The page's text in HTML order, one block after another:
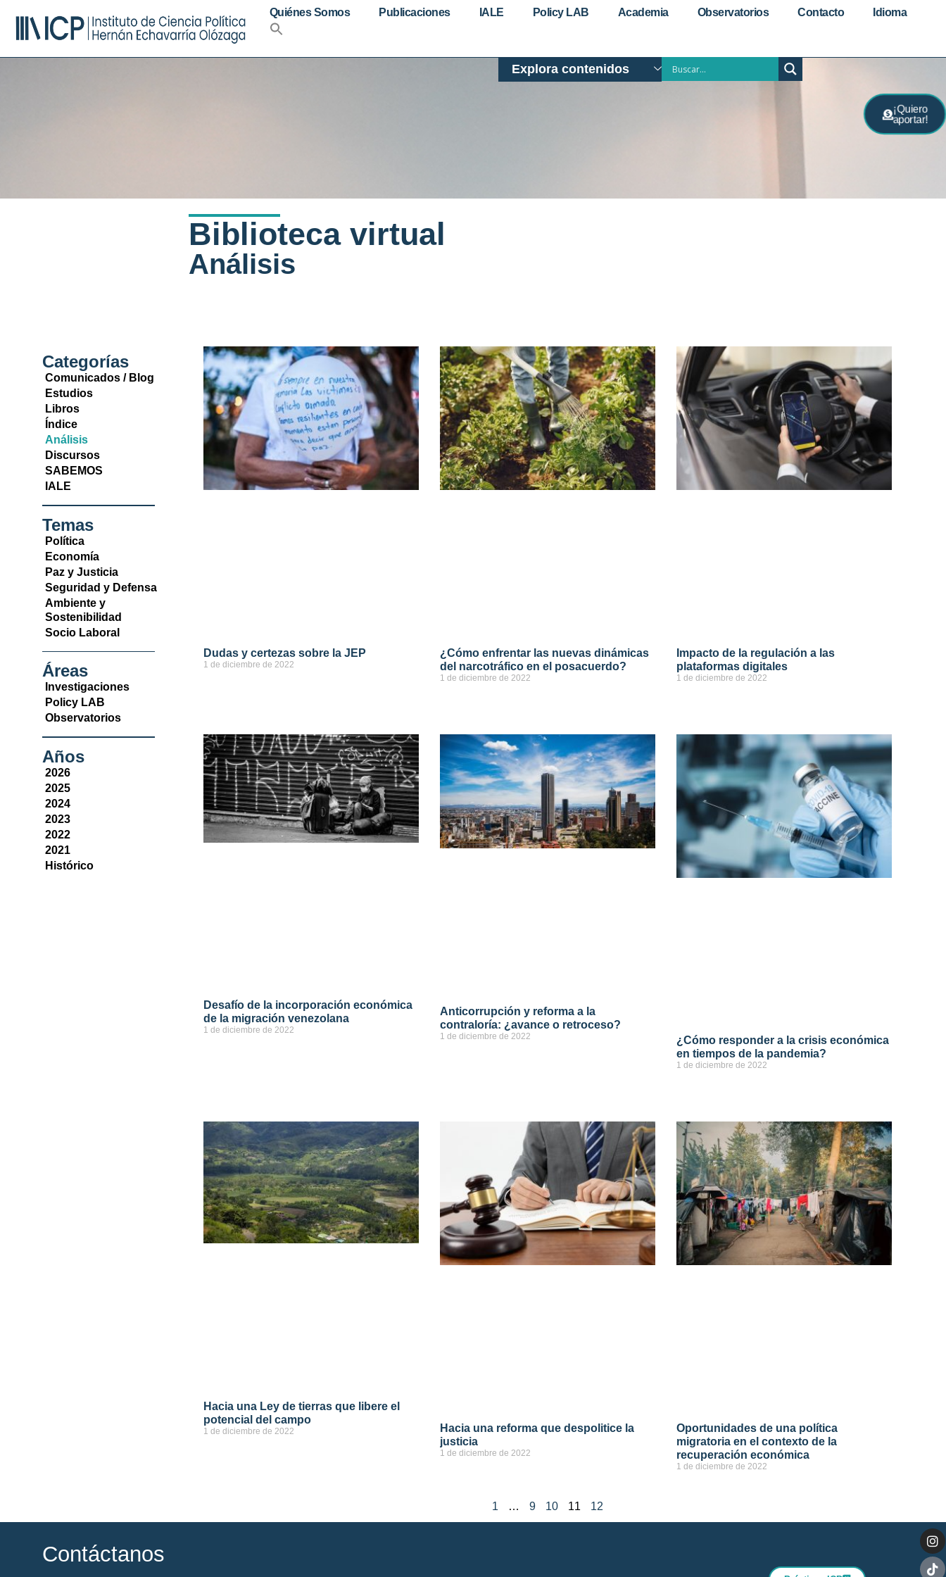
Quiénes Somos Publicaciones IALE Policy LAB Academia Observatorios Contacto Idioma
Explora contenidos
Biblioteca virtual
Análisis
Categorías
Comunicados / Blog
Estudios
Libros
Índice
Análisis
Discursos
SABEMOS
IALE
Temas
Política
Economía
Paz y Justicia
Seguridad y Defensa
Ambiente y
Sostenibilidad
Socio Laboral
Áreas
Investigaciones
Policy LAB
Observatorios
Años
2026
2025
2024
2023
2022
2021
Histórico
Dudas y certezas sobre la JEP
1 de diciembre de 2022
¿Cómo enfrentar las nuevas dinámicas
del narcotráfico en el posacuerdo?
1 de diciembre de 2022
Impacto de la regulación a las
plataformas digitales
1 de diciembre de 2022
Desafío de la incorporación económica
de la migración venezolana
1 de diciembre de 2022
Anticorrupción y reforma a la
contraloría: ¿avance o retroceso?
1 de diciembre de 2022
¿Cómo responder a la crisis económica
en tiempos de la pandemia?
1 de diciembre de 2022
Hacia una Ley de tierras que libere el
potencial del campo
1 de diciembre de 2022
Hacia una reforma que despolitice la
justicia
1 de diciembre de 2022
Oportunidades de una política
migratoria en el contexto de la
recuperación económica
1 de diciembre de 2022
1 … 9 10 11 12
Contáctanos
¡Quiero
aportar!